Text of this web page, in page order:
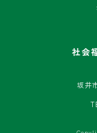
社会
坂井